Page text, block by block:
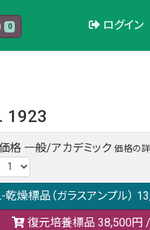
0 ログイン
1923
格 一般/アカデミック 価格の
乾燥標品（ガラスアンプル）
復元培養標品 38,500円